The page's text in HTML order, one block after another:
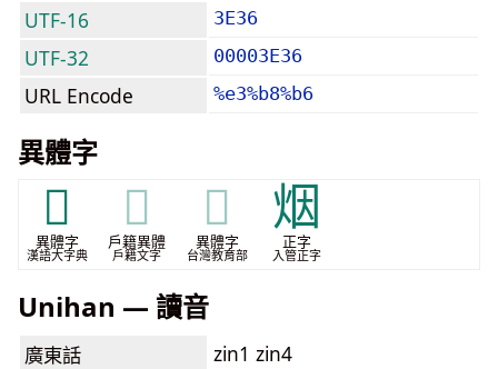
UTF-16 3E36
UTF-32 00003E36
URL Encode %e3%b8%b6
異體字
𤚕
異體字
漢語大字典
𤚕
戶籍異體
戶籍文字
𤚕
異體字
台灣教育部
烟
正字
入管正字
Unihan — 讀音
廣東話
zin1 zin4